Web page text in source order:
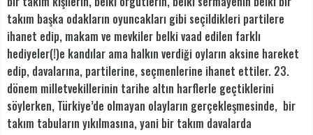
takım başka odakların oyuncakları gibi seçildikleri partilere
ihanet edip, makam ve mevkiler belki vaad edilen farklı
hediyeler(!)e kandılar ama halkın verdiği oyların aksine hareket
edip, davalarına, partilerine, seçmenlerine ihanet ettiler. 23.
dönem milletvekillerinin tarihe altın harflerle geçtiklerini
söylerken, Türkiye’de olmayan olayların gerçekleşmesinde, bir
takım tabuların yıkılmasına, yani bir takım davalarda